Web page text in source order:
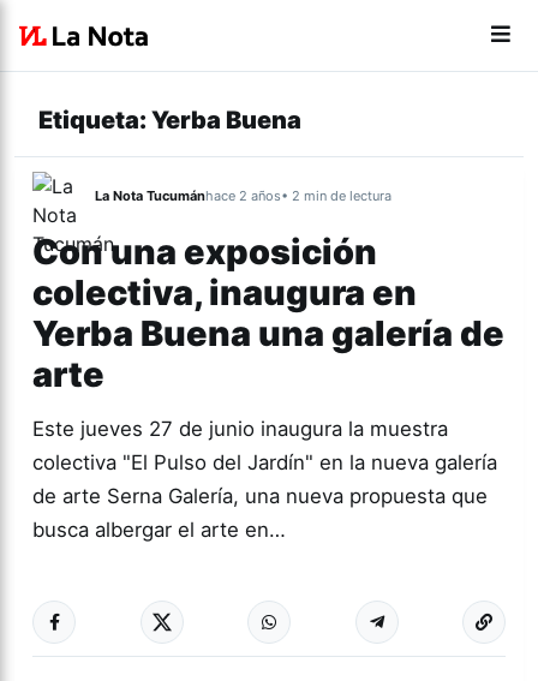
Etiqueta: Yerba Buena
La Nota Tucumánhace 2 años• 2 min de lectura
Con una exposición
colectiva, inaugura en
Yerba Buena una galería de
arte
Este jueves 27 de junio inaugura la muestra
colectiva "El Pulso del Jardín" en la nueva galería
de arte Serna Galería, una nueva propuesta que
busca albergar el arte en…
ARTES Más